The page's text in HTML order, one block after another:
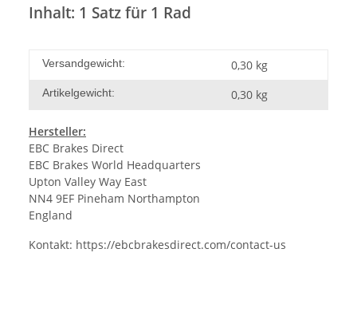
Inhalt: 1 Satz für 1 Rad
Versandgewicht: 0,30 kg
Artikelgewicht: 0,30 kg
Hersteller:
EBC Brakes Direct
EBC Brakes World Headquarters
Upton Valley Way East
NN4 9EF Pineham Northampton
England
Kontakt: https://ebcbrakesdirect.com/contact-us